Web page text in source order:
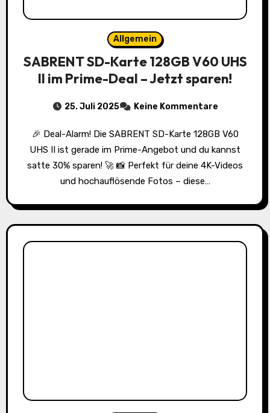
Allgemein
SABRENT SD-Karte 128GB V60 UHS
II im Prime-Deal – Jetzt sparen!
25. Juli 2025 Keine Kommentare
🎉 Deal-Alarm! Die SABRENT SD-Karte 128GB V60
UHS II ist gerade im Prime-Angebot und du kannst
satte 30% sparen! 🚀 📸 Perfekt für deine 4K-Videos
und hochauflösende Fotos – diese…